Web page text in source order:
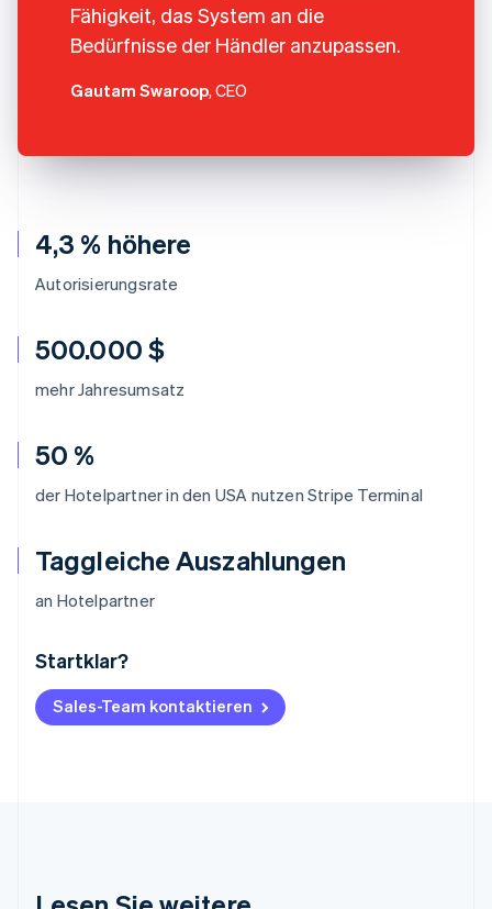
4,3 % höhere
Autorisierungsrate
500.000 $
mehr Jahresumsatz
50 %
der Hotelpartner in den USA nutzen Stripe Terminal
Taggleiche Auszahlungen
an Hotelpartner
Startklar?
Sales-Team kontaktieren
Fähigkeit, das System an die
Bedürfnisse der Händler anzupassen.
Gautam Swaroop, CEO
Australien
Belgien
NederlandsFrançaisDeutschEnglish
DeutschEnglish